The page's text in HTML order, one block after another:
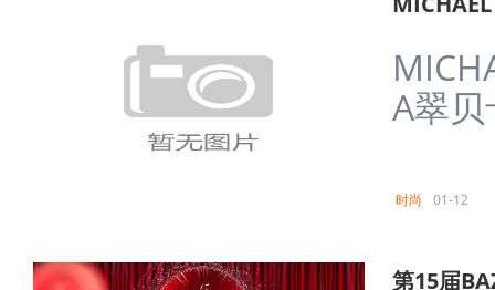
A翠
时尚 01-12
第15届